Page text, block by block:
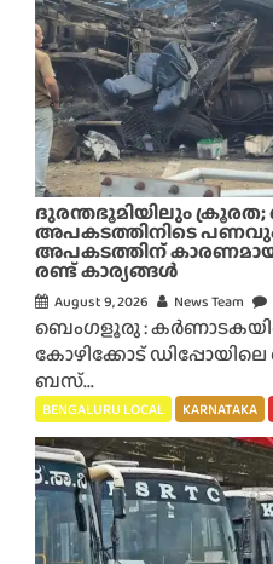
ദുരന്തഭൂമിയിലും
അപകടത്തിനിടെ
അപകടത്തിന്
രണ്ട് കാര്യങ്ങൾ
August 9, 2026 News Team
ബെംഗളൂരു :
കോഴിക്കോട്
ബസ്...
BENGALURU LOCAL KARNATAKA